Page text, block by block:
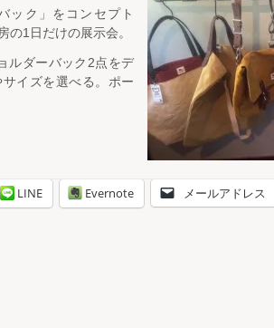
ック」をコンセプト
の1日だけの展示会。
ルダーバック2点をデ
イズを選べる。ポー
LINE Evernote メールアドレス